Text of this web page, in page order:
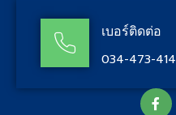
เบอร์ติดต่อ
034-473-414